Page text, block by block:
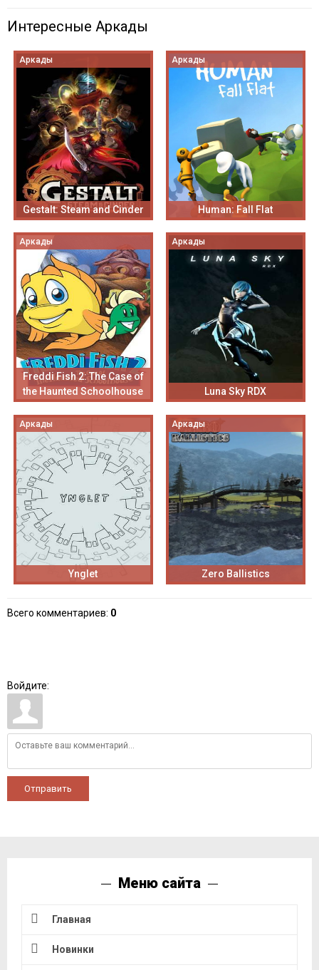
Интересные Аркады
Аркады
Gestalt: Steam and Cinder
Аркады
Human: Fall Flat
Аркады
Freddi Fish 2: The Case of
the Haunted Schoolhouse
Аркады
Luna Sky RDX
Аркады
Ynglet
Аркады
Zero Ballistics
Всего комментариев: 0
Войдите:
Отправить
Меню сайта
Главная
Новинки